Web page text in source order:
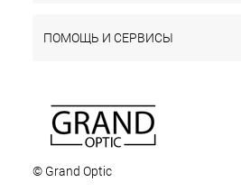
ПОМОЩЬ И СЕРВИСЫ
© Grand Optic